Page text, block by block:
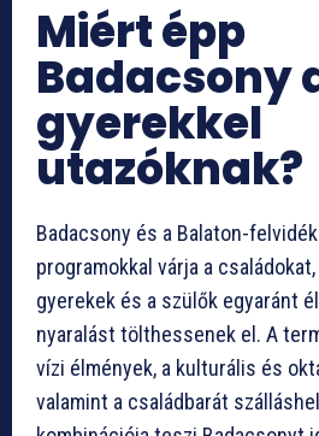
Miért épp
Badacsony
gyerekkel
utazóknak?
Badacsony és a Balaton-
programokkal várja a
gyerekek és a szülők egyaránt
nyaralást tölthessenek el. A
vízi élmények, a kulturális és
valamint a családbarát